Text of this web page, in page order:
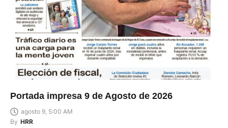
Portada impresa 9 de Agosto de 2026
agosto 9, 5:00 AM
By HRR